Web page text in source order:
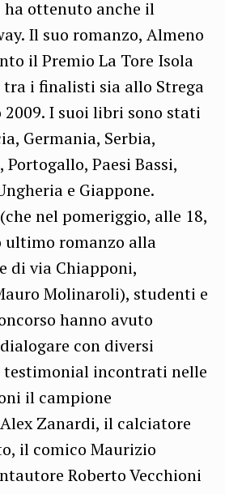
ottenuto anche il
Il suo romanzo, Almeno
il Premio La Tore Isola
tra i finalisti sia allo Strega
2009. I suoi libri sono stati
Germania, Serbia,
Portogallo, Paesi Bassi,
e Giappone.
nel pomeriggio, alle 18,
ultimo romanzo alla
di via Chiapponi,
Molinaroli), studenti e
hanno avuto
con diversi
testimonial incontrati nelle
il campione
Zanardi, il calciatore
il comico Maurizio
Roberto Vecchioni